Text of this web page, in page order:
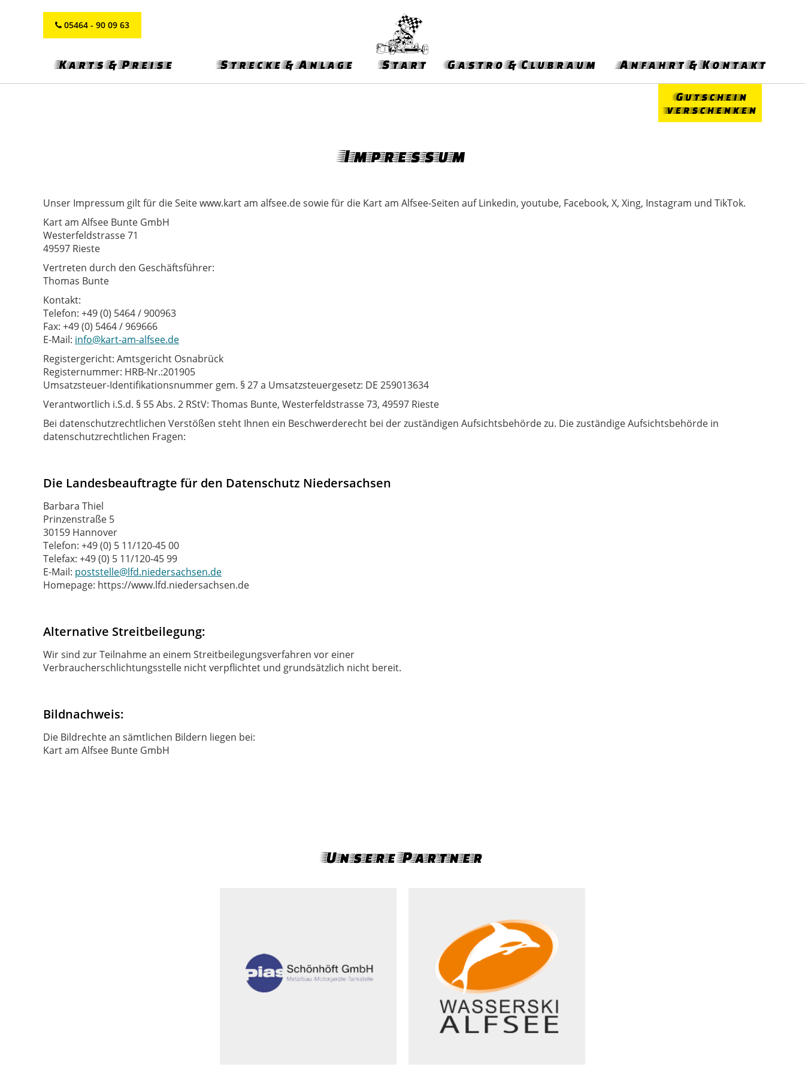
05464 - 90 09 63
Karts & Preise Strecke & Anlage Start Gastro & Clubraum Anfahrt & Kontakt
Gutschein
verschenken
Impressum
Unser Impressum gilt für die Seite www.kart am alfsee.de sowie für die Kart am Alfsee-Seiten auf Linkedin, youtube, Facebook, X, Xing, Instagram und TikTok.
Kart am Alfsee Bunte GmbH
Westerfeldstrasse 71
49597 Rieste
Vertreten durch den Geschäftsführer:
Thomas Bunte
Kontakt:
Telefon: +49 (0) 5464 / 900963
Fax: +49 (0) 5464 / 969666
E-Mail: info@kart-am-alfsee.de
Registergericht: Amtsgericht Osnabrück
Registernummer: HRB-Nr.:201905
Umsatzsteuer-Identifikationsnummer gem. § 27 a Umsatzsteuergesetz: DE 259013634
Verantwortlich i.S.d. § 55 Abs. 2 RStV: Thomas Bunte, Westerfeldstrasse 73, 49597 Rieste
Bei datenschutzrechtlichen Verstößen steht Ihnen ein Beschwerderecht bei der zuständigen Aufsichtsbehörde zu. Die zuständige Aufsichtsbehörde in
datenschutzrechtlichen Fragen:
Die Landesbeauftragte für den Datenschutz Niedersachsen
Barbara Thiel
Prinzenstraße 5
30159 Hannover
Telefon: +49 (0) 5 11/120-45 00
Telefax: +49 (0) 5 11/120-45 99
E-Mail: poststelle@lfd.niedersachsen.de
Homepage: https://www.lfd.niedersachsen.de
Alternative Streitbeilegung:
Wir sind zur Teilnahme an einem Streitbeilegungsverfahren vor einer
Verbraucherschlichtungsstelle nicht verpflichtet und grundsätzlich nicht bereit.
Bildnachweis:
Die Bildrechte an sämtlichen Bildern liegen bei:
Kart am Alfsee Bunte GmbH
Unsere Partner